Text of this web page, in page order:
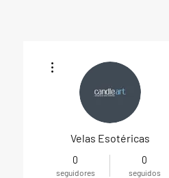
Velas Esotéricas
0
seguidores
0
seguidos